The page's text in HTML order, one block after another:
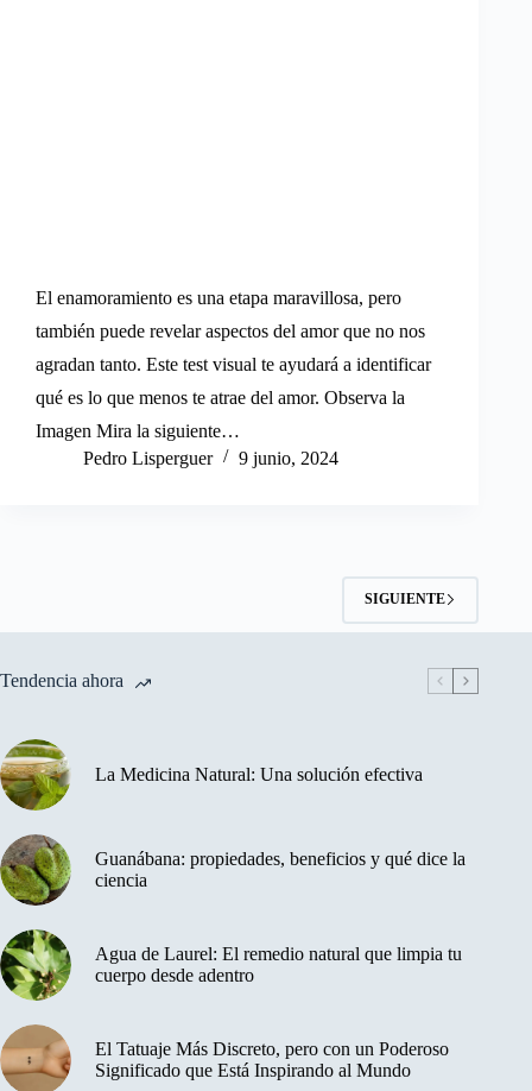
El enamoramiento es una etapa maravillosa, pero
también puede revelar aspectos del amor que no nos
agradan tanto. Este test visual te ayudará a identificar
qué es lo que menos te atrae del amor. Observa la
Imagen Mira la siguiente…
Pedro Lisperguer
9 junio, 2024
SIGUIENTE
Tendencia ahora
La Medicina Natural: Una solución efectiva
Guanábana: propiedades, beneficios y qué dice la
ciencia
Agua de Laurel: El remedio natural que limpia tu
cuerpo desde adentro
El Tatuaje Más Discreto, pero con un Poderoso
Significado que Está Inspirando al Mundo